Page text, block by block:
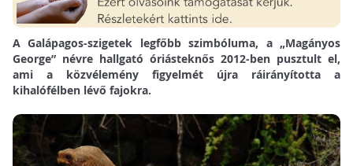
A Galápagos-szigetek legfőbb szimbóluma, a „Magányos
George” névre hallgató óriásteknős 2012-ben pusztult el,
ami a közvélemény figyelmét újra ráirányította a
kihalófélben lévő fajokra.